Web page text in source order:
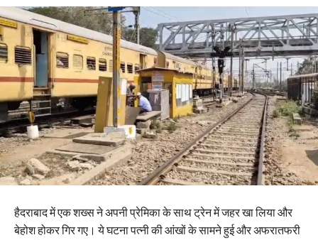
हैदराबाद में एक शख्स ने अपनी प्रेमिका के साथ ट्रेन में जहर खा लिया और
बेहोश होकर गिर गए। ये घटना पत्नी की आंखों के सामने हुई और अफरातफरी